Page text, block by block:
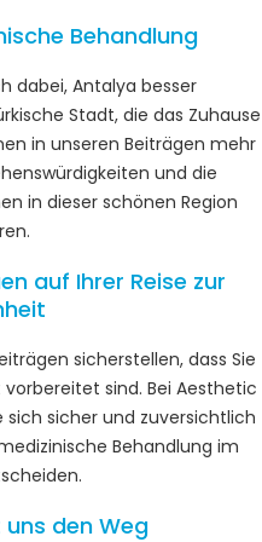
Behandlung
dabei, Antalya besser
Stadt, die das Zuhause
in unseren Beiträgen mehr
und die
in dieser schönen Region
auf Ihrer Reise zur
sicherstellen, dass Sie
sind. Bei Aesthetic
sich sicher und zuversichtlich
Behandlung im
den Weg